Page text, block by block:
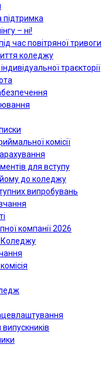
підтримка
– ні!
час повітряної тривоги
коледжу
траєкторії
комісії
для вступу
до коледжу
випробувань
компанії 2026
Коледжу